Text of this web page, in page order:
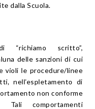
dalla Scuola.
“richiamo scritto”,
delle sanzioni di cui
violi le procedure/linee
nell’espletamento di
non conforme
comportamenti